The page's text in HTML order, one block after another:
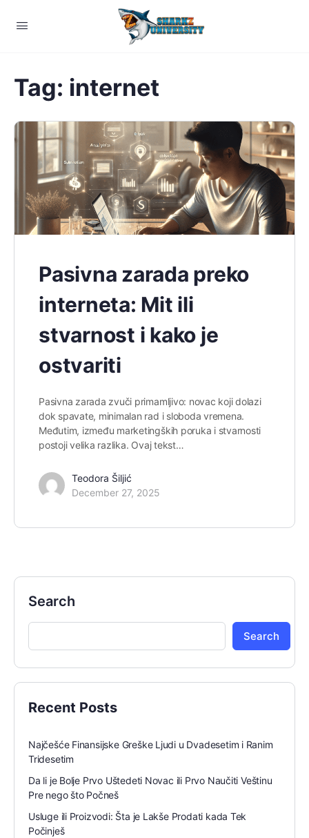
Tag: internet
Pasivna zarada preko
interneta: Mit ili
stvarnost i kako je
ostvariti
Pasivna zarada zvuči primamljivo: novac koji dolazi
dok spavate, minimalan rad i sloboda vremena.
Međutim, između marketingških poruka i stvarnosti
postoji velika razlika. Ovaj tekst…
Teodora Šiljić
December 27, 2025
Search
Search
Recent Posts
Najčešće Finansijske Greške Ljudi u Dvadesetim i Ranim
Tridesetim
Da li je Bolje Prvo Uštedeti Novac ili Prvo Naučiti Veštinu
Pre nego što Počneš
Usluge ili Proizvodi: Šta je Lakše Prodati kada Tek
Počinješ